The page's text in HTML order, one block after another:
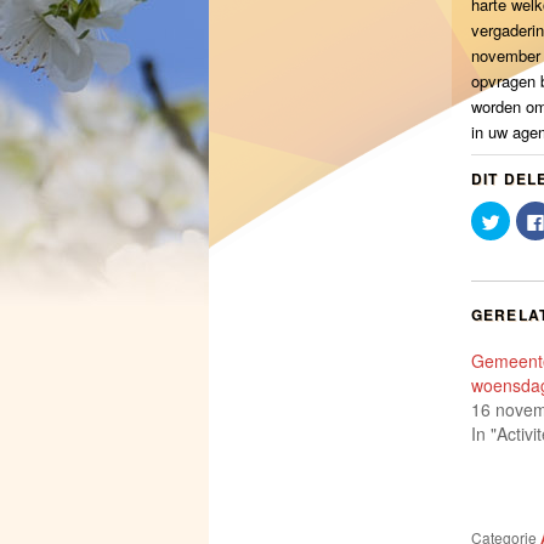
november
opvragen
worden
in uw
DIT
Klik
om
in
16
In
Categorie